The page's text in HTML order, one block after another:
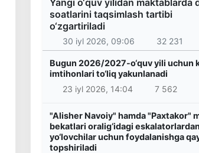
soatlarini taqsimlash tartibi
o‘zgartiriladi
30 iyl 2026, 09:06 32 231
Bugun 2026/2027-o‘quv yili uchun
imtihonlari to‘liq yakunlanadi
23 iyl 2026, 14:04
7 562
"Alisher Navoiy" hamda "Paxtakor"
bekatlari oralig‘idagi
yo‘lovchilar uchun foydalanishga
topshiriladi